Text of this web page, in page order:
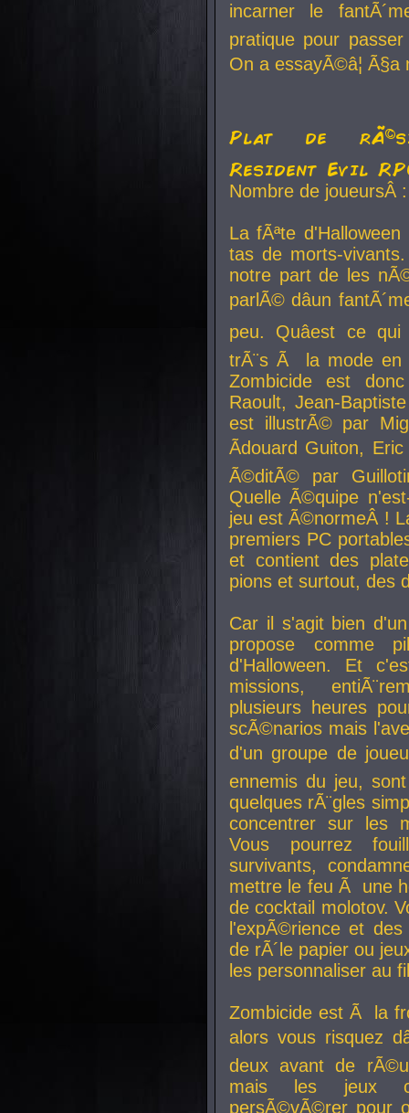
incarner le
pratique pour
On a essayÃ©â¦
Plat de
Resident Evil
Nombre de
La fÃªte
tas de morts-
notre part de les
parlÃ© dâun
peu. Quâest ce
trÃ¨s Ã la mode en
Zombicide est
Raoult, Jean-
est illustrÃ© par
Ãdouard Guiton,
Ã©ditÃ© par
Quelle Ã©quipe
jeu est Ã©normeÂ !
premiers PC
et contient des
pions et surtout, des
Car il s'agit bien
propose comme
d'Halloween. Et
missions,
plusieurs heures
scÃ©narios mais
d'un groupe de
ennemis du jeu,
quelques rÃ¨gles
concentrer sur les
Vous pourrez
survivants,
mettre le feu Ã une
de cocktail molotov.
l'expÃ©rience et
de rÃ´le papier ou
les personnaliser au
Zombicide est Ã la
alors vous risquez
deux avant de
mais les jeux
persÃ©vÃ©rer pour